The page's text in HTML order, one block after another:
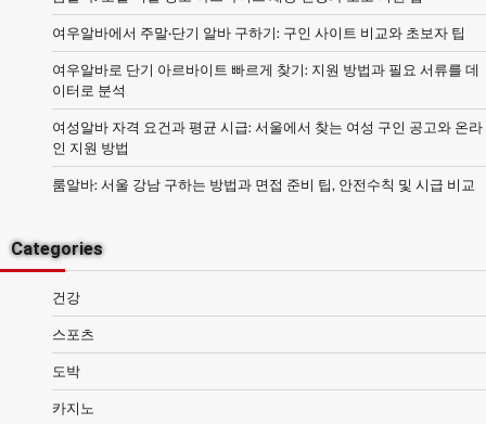
여우알바에서 주말·단기 알바 구하기: 구인 사이트 비교와 초보자 팁
여우알바로 단기 아르바이트 빠르게 찾기: 지원 방법과 필요 서류를 데
이터로 분석
여성알바 자격 요건과 평균 시급: 서울에서 찾는 여성 구인 공고와 온라
인 지원 방법
룸알바: 서울 강남 구하는 방법과 면접 준비 팁, 안전수칙 및 시급 비교
Categories
건강
스포츠
도박
카지노